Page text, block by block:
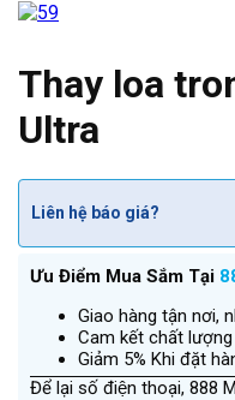
Thay loa
Ultra
Liên hệ báo giá?
Ưu Điểm Mua Sắm Tại
Giao hàng tận nơi,
Cam kết chất
Giảm 5% Khi đặt
Để lại số điện thoại, 888